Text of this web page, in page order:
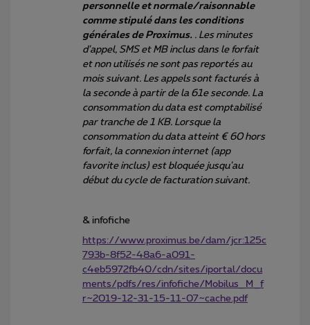
personnelle et normale/raisonnable
comme stipulé dans les conditions
générales de Proximus. . Les minutes
d'appel, SMS et MB inclus dans le forfait
et non utilisés ne sont pas reportés au
mois suivant. Les appels sont facturés à
la seconde à partir de la 61e seconde. La
consommation du data est comptabilisé
par tranche de 1 KB. Lorsque la
consommation du data atteint € 60 hors
forfait, la connexion internet (app
favorite inclus) est bloquée jusqu'au
début du cycle de facturation suivant.
& infofiche
https://www.proximus.be/dam/jcr:125c
793b-8f52-48a6-a091-
c4eb5972fb40/cdn/sites/iportal/docu
ments/pdfs/res/infofiche/Mobilus_M_f
r~2019-12-31-15-11-07~cache.pdf